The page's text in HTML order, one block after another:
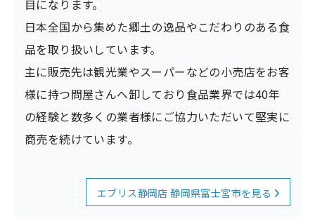
目になります。
日本全国から集めた郷土の逸品やこだわりのある食
品を取り扱いしています。
主に販売先は観光業やスーパーなどの小売店をお客
様に持つ問屋さんへ卸しており食品業界では40年
の経験と数多くの業者様にご協力いただいて堅実に
商売を続けています。
エブリス静岡店 静岡県富士宮市を見る